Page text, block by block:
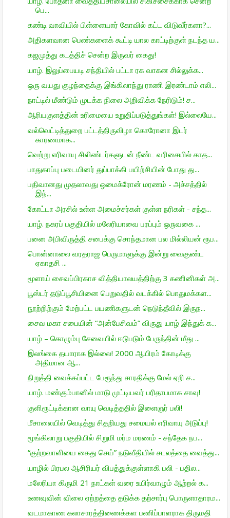
பெ...
கண்டி வாவியில் பிள்ளையார் கோவில் கட்ட விடுவீர்களா?...
அதிகளவான பெண்களைக் கூட்டி யால காட்டிற்குள் நடந்த ய...
கஜமுத்து கடத்திச் சென்ற இருவர் கைது!
யாழ். இலுப்பையடி சந்தியில் பட்டா ரக வாகன சில்லுக்க...
ஒரு வயது குழந்தைக்கு இங்கிலாந்து ராணி இரண்டாம் எலி...
நாட்டில் மீண்டும் முடக்க நிலை அறிவிக்க நேரிடும்! ச...
ஆரியகுளத்தின் உரிமையை உறுதிப்படுத்துங்கள்! இல்லையே...
வல்வெட்டித்துறை பட்டத்திருவிழா கொரோனா இடர்
காரணமாக...
வெற்று எரிவாயு சிலிண்டர்களுடன் நீண்ட வரிசையில் காத...
பாதுகாப்பு படையினர் துப்பாக்கி பயிற்சியின் போது து...
பதிவானது முதலாவது ஒமைக்ரோன் மரணம் - அச்சத்தில்
இந்...
கோட்டா அரசில் உள்ள அமைச்சர்கள் குள்ள நரிகள் - சந்த...
யாழ். நகரப் பகுதியில் மலேரியாவை பரப்பும் ஒருவகை ...
பனை அபிவிருத்தி சபைக்கு சொந்தமான பல மில்லியன் ரூப...
பொன்னாலை வரதராஜ பெருமாளுக்கு இன்று வைகுண்ட
ஏகாதசி ...
மூளாய் சைவப்பிரகாச வித்தியாலயத்திற்கு 3 கணினிகள் அ...
பூஸ்டர் தடுப்பூசியினை பெறுவதில் வடக்கில் பொதுமக்கள...
நூற்றிற்கும் மேற்பட்ட பயணிகளுடன் நெடுந்தீவில் இருந...
சைவ மகா சபையின் “அன்பேசிவம்” விருது யாழ் இந்துக் க...
யாழ் – கொழும்பு சேவையில் ஈடுபடும் பேருந்தின் மீது ...
இலங்கை தயாராக இல்லை! 2000 ஆயிரம் கோடிக்கு
அதிமான ஆ...
நிறுத்தி வைக்கப்பட்ட பேரூந்து சாரதிக்கு மேல் ஏறி ச...
யாழ். மண்கும்பானில் மாடு முட்டியவர் பரிதாபமாக சாவு!
குளிரூட்டிக்கான வாயு வெடித்ததில் இளைஞர் பலி!
மீசாலையில் வெடித்து சிதறியது சமையல் எரிவாயு அடுப்பு!
மூங்கிலாறு பகுதியில் சிறுமி மர்ம மரணம் - சந்தேக நப...
“குற்றவாளியை கைது செய்” நடுவீதியில் சடலத்தை வைத்து...
யாழில் பிரபல ஆசிரியர் விபத்துக்குள்ளாகி பலி - பதில...
மலேரியா கிருமி 21 நாட்கள் வரை உயிர்வாழும் ஆற்றல் க...
உணவுவின் விலை ஏற்றத்தை தடுக்க தற்சார்பு பொருளாதாரம...
வடமாகாண கலாசாரத்திணைக்கள பணிப்பாளராக திருமதி